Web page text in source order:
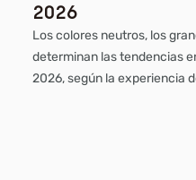
2026
Los colores neutros, los
determinan las tendencias
2026, según la experiencia